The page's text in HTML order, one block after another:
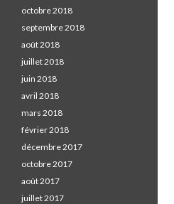
octobre 2018
septembre 2018
août 2018
juillet 2018
juin 2018
avril 2018
mars 2018
février 2018
décembre 2017
octobre 2017
août 2017
juillet 2017